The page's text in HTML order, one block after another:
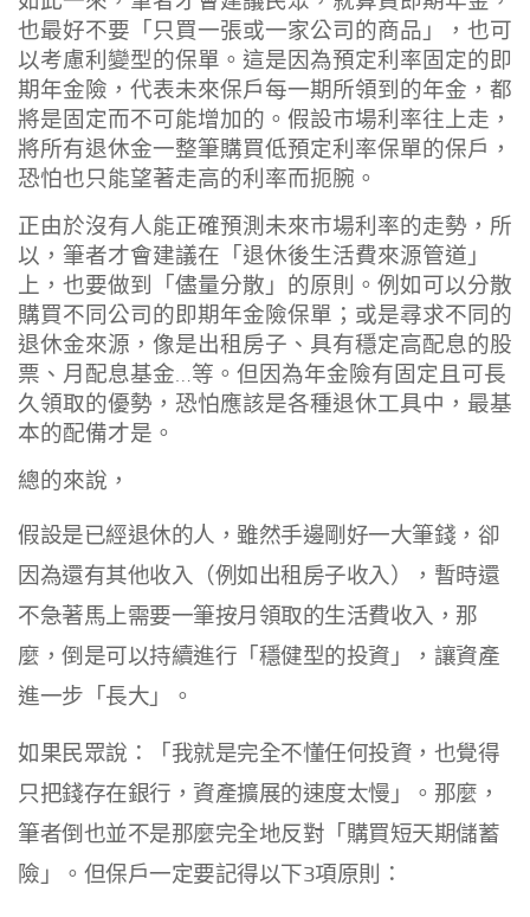
也最好不要「只買一張或一家公司的商品」，也可
以考慮利變型的保單。這是因為預定利率固定的即
期年金險，代表未來保戶每一期所領到的年金，都
將是固定而不可能增加的。假設市場利率往上走，
將所有退休金一整筆購買低預定利率保單的保戶，
恐怕也只能望著走高的利率而扼腕。
正由於沒有人能正確預測未來市場利率的走勢，所
以，筆者才會建議在「退休後生活費來源管道」
上，也要做到「儘量分散」的原則。例如可以分散
購買不同公司的即期年金險保單；或是尋求不同的
退休金來源，像是出租房子、具有穩定高配息的股
票、月配息基金…等。但因為年金險有固定且可長
久領取的優勢，恐怕應該是各種退休工具中，最基
本的配備才是。
總的來說，
假設是已經退休的人，雖然手邊剛好一大筆錢，卻
因為還有其他收入（例如出租房子收入），暫時還
不急著馬上需要一筆按月領取的生活費收入，那
麼，倒是可以持續進行「穩健型的投資」，讓資產
進一步「長大」。
如果民眾說：「我就是完全不懂任何投資，也覺得
只把錢存在銀行，資產擴展的速度太慢」。那麼，
筆者倒也並不是那麼完全地反對「購買短天期儲蓄
險」。但保戶一定要記得以下3項原則：